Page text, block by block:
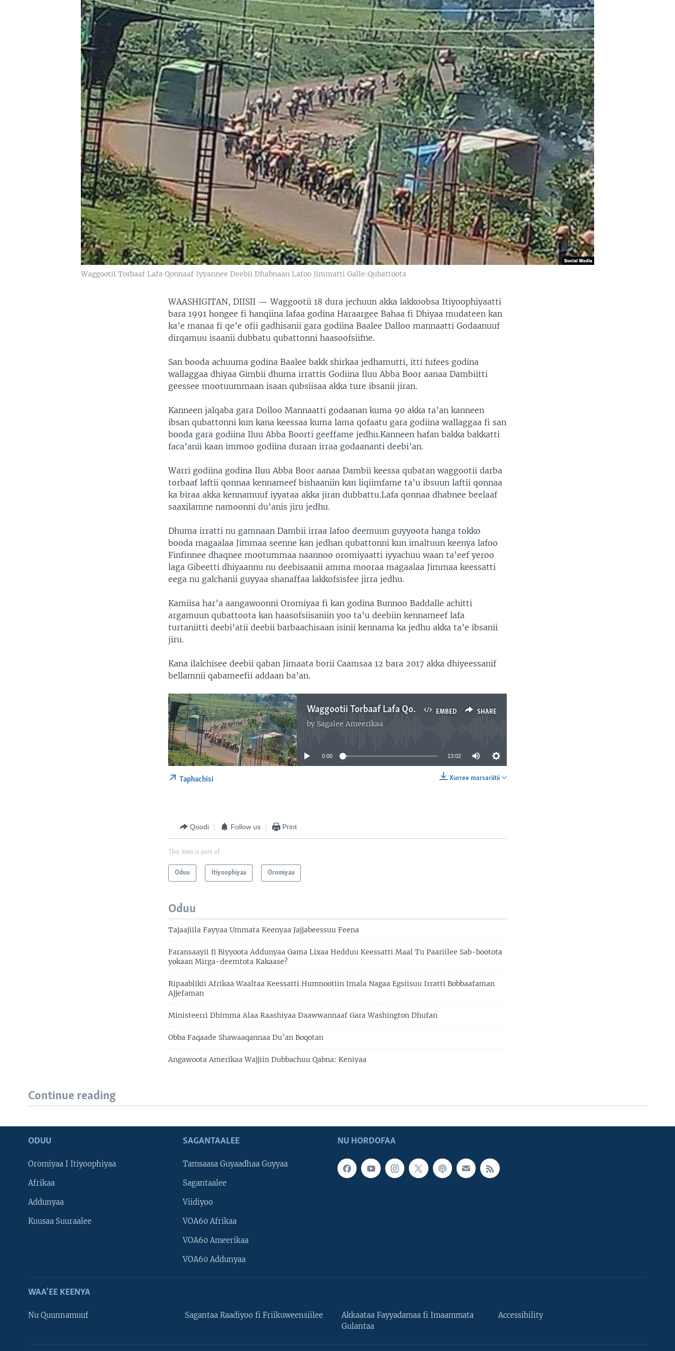
Waggootii Torbaaf Lafa Qonnaaf Iyyannee Deebii Dhabnaan Lafoo Jimmatti Galle:Qubattoota
WAASHIGITAN, DIISII —Waggootii 18 dura jechuun akka lakkoobsa Itiyoophiyaatti
bara 1991 hongee fi hanqiina lafaa godina Haraargee Bahaa fi Dhiyaa mudateen kan
ka’e manaa fi qe’e ofii gadhisanii gara godiina Baalee Dalloo mannaatti Godaanuuf
dirqamuu isaanii dubbatu qubattonni haasoofsiifne.
San booda achuuma godina Baalee bakk shirkaa jedhamutti, itti fufees godina
wallaggaa dhiyaa Gimbii dhuma irrattis Godiina Iluu Abba Boor aanaa Dambiitti
geessee mootuummaan isaan qubsiisaa akka ture ibsanii jiran.
Kanneen jalqaba gara Dolloo Mannaatti godaanan kuma 90 akka ta’an kanneen
ibsan qubattonni kun kana keessaa kuma lama qofaatu gara godiina wallaggaa fi san
booda gara godiina Iluu Abba Boorti geeffame jedhu.Kanneen hafan bakka bakkatti
faca’anii kaan immoo godiina duraan irraa godaananti deebi’an.
Warri godiina godina Iluu Abba Boor aanaa Dambii keessa qubatan waggootii darba
torbaaf laftii qonnaa kennameef bishaaniin kan liqiimfame ta’u ibsuun laftii qonnaa
ka biraa akka kennamuuf iyyataa akka jiran dubbattu.Lafa qonnaa dhabnee beelaaf
saaxilamne namoonni du’anis jiru jedhu.
Dhuma irratti nu gamnaan Dambii irraa lafoo deemuun guyyoota hanga tokko
booda magaalaa Jimmaa seenne kan jedhan qubattonni kun imaltuun keenya lafoo
Finfinnee dhaqnee mootummaa naannoo oromiyaatti iyyachuu waan ta’eef yeroo
laga Gibeetti dhiyaannu nu deebisaanii amma mooraa magaalaa Jimmaa keessatti
eega nu galchanii guyyaa shanaffaa lakkofsisfee jirra jedhu.
Kamiisa har’a aangawoonni Oromiyaa fi kan godina Bunnoo Baddalle achitti
argamuun qubattoota kan haasofsiisaniin yoo ta’u deebiin kennameef lafa
turtaniitti deebi’atii deebii barbaachisaan isinii kennama ka jedhu akka ta’e ibsanii
jiru.
Kana ilalchisee deebii qaban Jimaata borii Caamsaa 12 bara 2017 akka dhiyeessanif
bellamnii qabameefii addaan ba’an.
EMBED SHARE
Waggootii Torbaaf Lafa Qonnaaf Iyyannee Deebii Dhabnaan Lafoo Jimmatti Galle:Qubattoota
by Sagalee Ameerikaa
No media source currently available
0:00 13:02
Xurree marsariitii
Taphachisi
Qoodi Follow us Print
This item is part of
Oduu Itiyoophiyaa Oromiyaa
Oduu
Tajaajiila Fayyaa Ummata Keenyaa Jajjabeessuu Feena
Faransaayii fi Biyyoota Addunyaa Gama Lixaa Hedduu Keessatti Maal Tu Paariilee Sab-bootota
yokaan Mirga-deemtota Kakaase?
Ripaablikii Afrikaa Waaltaa Keessatti Humnootiin Imala Nagaa Egsiisuu Irratti Bobbaafaman
Ajjefaman
Ministeerri Dhimma Alaa Raashiyaa Daawwannaaf Gara Washington Dhufan
Obba Faqaade Shawaaqannaa Du’an Boqotan
Angawoota Amerikaa Wajjiin Dubbachuu Qabna: Keniyaa
Continue reading
NU HORDOFAA
ODUU
Oromiyaa I Itiyoophiyaa
Afrikaa
Addunyaa
Kuusaa Suuraalee
SAGANTAALEE
Tamsaasa Guyaadhaa Guyyaa
Sagantaalee
Viidiyoo
VOA60 Afrikaa
VOA60 Ameerikaa
VOA60 Addunyaa
WAA’EE KEENYA
Nu Quunnamuuf Sagantaa Raadiyoo fi Friikuweensiilee
Akkaataa Fayyadamaa fi Imaammata
Gulantaa
Accessibility